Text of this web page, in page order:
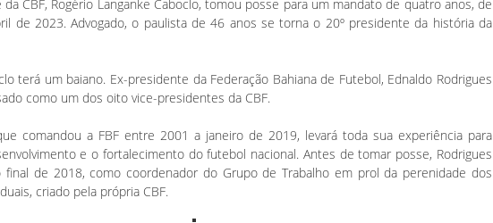
CBF, Rogério Langanke Caboclo, tomou posse para um mandato de quatro anos, de
de 2023. Advogado, o paulista de 46 anos se torna o 20º presidente da história da
terá um baiano. Ex-presidente da Federação Bahiana de Futebol, Ednaldo Rodrigues
como um dos oito vice-presidentes da CBF.
comandou a FBF entre 2001 a janeiro de 2019, levará toda sua experiência para
e o fortalecimento do futebol nacional. Antes de tomar posse, Rodrigues
final de 2018, como coordenador do Grupo de Trabalho em prol da perenidade dos
criado pela própria CBF.